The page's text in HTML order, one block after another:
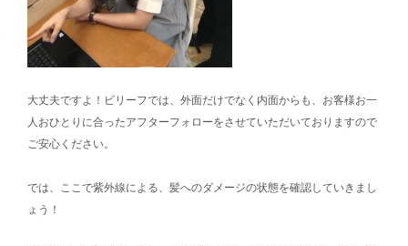
大丈夫ですよ！ビリーフでは、外面だけでなく内面からも、お客様お一
人おひとりに合ったアフターフォローをさせていただいておりますので
ご安心ください。
では、ここで紫外線による、髪へのダメージの状態を確認していきまし
ょう！